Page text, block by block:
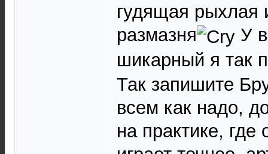
гудящая рыхлая
размазня
У
шикарный я так
Так запишите
всем как надо,
на практике,